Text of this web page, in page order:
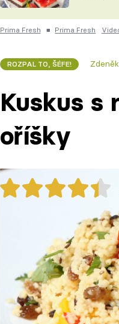
Prima Fresh ■ Prima Fresh
ROZPAL TO, ŠÉFE!
Kuskus s
oříšky
Kuskus je rychlé a
Pohlreicha.
1 porce